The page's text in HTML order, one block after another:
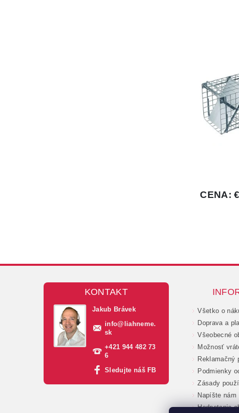
KONTAKT
Jakub Brávek
info@ liahneme.
sk
+421 944 482 73
6
Sledujte náš FB
Všetko o
Doprava a
Všeobecné
Možnosť
Reklamačný
Podmienky
Zásady
Napíšte nám
Hodnotenie